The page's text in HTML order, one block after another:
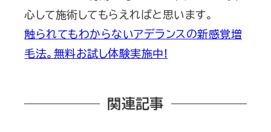
心して施術してもらえればと思います。
触られてもわからないアデランスの新感覚増
毛法。無料お試し体験実施中!
関連記事